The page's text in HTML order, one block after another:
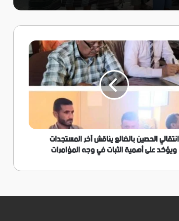
انتقالي الحصين بالضالع يناقش آخر المستجدات
ويؤكد على أهمية الثبات في وجه المؤامرات